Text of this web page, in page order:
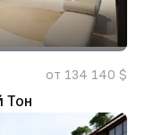
от 134 140 $
Тон